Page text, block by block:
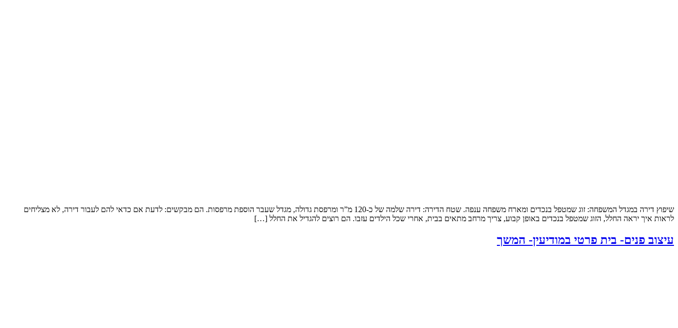
שיפוץ דירה במגדל המשפחה: זוג שמטפל בנכדים ומארח משפחה ענפה. שטח הדירה: דירה שלמה של כ-120 מ”ר ומרפסת גדולה, מגדל שעבר הוספת מרפסות. הם מבקשים: לדעת אם כדאי להם לעבור דירה, לא מצליחים
לראות איך יראה החלל, הזוג שמטפל בנכדים באופן קבוע, צריך מרחב מתאים בבית, אחרי שכל הילדים עזבו. הם רוצים להגדיל את החלל […]
עיצוב פנים- בית פרטי במודיעין- המשך